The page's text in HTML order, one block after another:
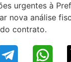
urgentes à
nova análise
contrato.